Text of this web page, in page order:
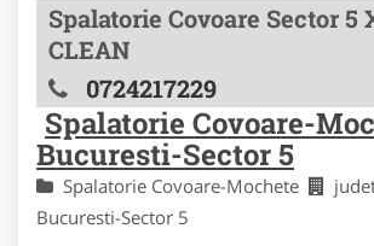
Spalatorie Covoare Sector 5
CLEAN
0724217229
Spalatorie Covoare-
Bucuresti-Sector 5
Spalatorie Covoare-Mochete
Bucuresti-Sector 5